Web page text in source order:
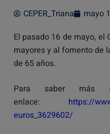
CEPER_Triana mayo
El pasado 16 de mayo,
mayores y al fomento de
de 65 años.
Para saber más
enlace:
https://
euros_3629602/